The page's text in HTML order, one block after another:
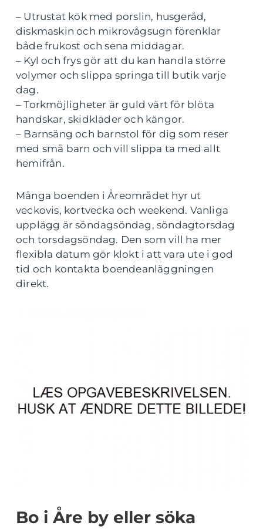
– Utrustat kök med porslin, husgeråd,
diskmaskin och mikrovågsugn förenklar
både frukost och sena middagar.
– Kyl och frys gör att du kan handla större
volymer och slippa springa till butik varje
dag.
– Torkmöjligheter är guld värt för blöta
handskar, skidkläder och kängor.
– Barnsäng och barnstol för dig som reser
med små barn och vill slippa ta med allt
hemifrån.
Många boenden i Åreområdet hyr ut
veckovis, kortvecka och weekend. Vanliga
upplägg är söndagsöndag, söndagtorsdag
och torsdagsöndag. Den som vill ha mer
flexibla datum gör klokt i att vara ute i god
tid och kontakta boendeanläggningen
direkt.
Bo i Åre by eller söka